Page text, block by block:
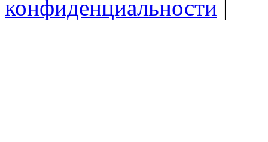
конфиденциальности |